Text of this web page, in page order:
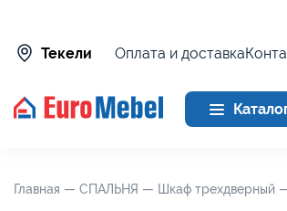
Текели Оплата и доставка
Главная — СПАЛЬНЯ — Шкаф трехдверный